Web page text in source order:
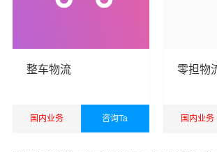
也提供从河源发物流到江宁区的
优质河源到江宁区物流公司
，专业河源
整车物流
国内业务 咨询Ta
零担物
国内业务